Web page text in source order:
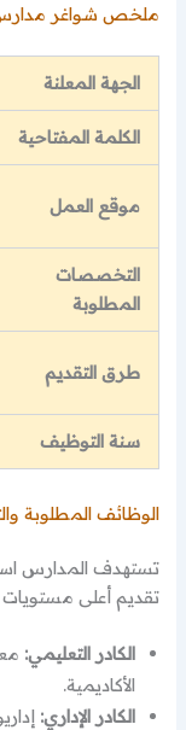
ملخص شواغر مدارس
الجهة المعلنة
الكلمة المفتاحية
موقع العمل
التخصصات
المطلوبة
طرق التقديم
سنة التوظيف
الوظائف المطلوبة
تستهدف المدارس
تقديم أعلى مستويات
الكادر التعليمي:
الأكاديمية.
الكادر الإداري: